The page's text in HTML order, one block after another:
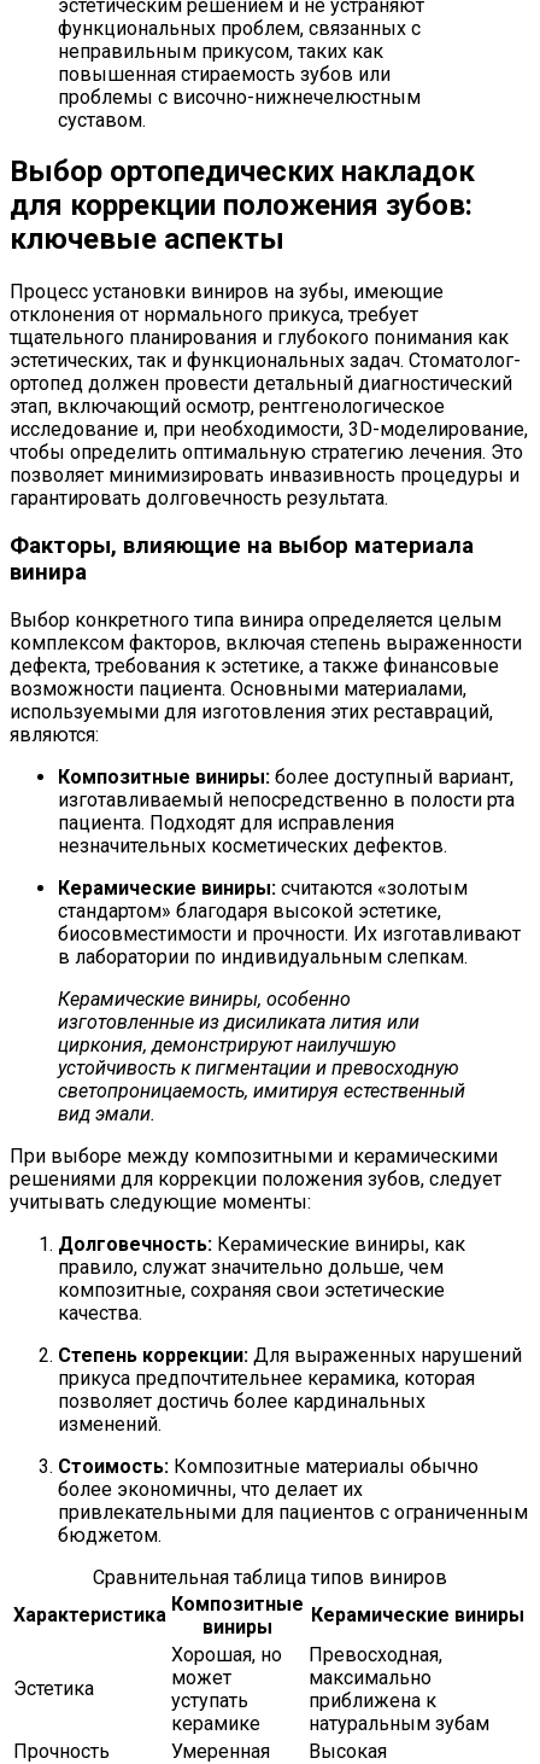
эстетическим решением и не устраняют
функциональных проблем, связанных с
неправильным прикусом, таких как
повышенная стираемость зубов или
проблемы с височно-нижнечелюстным
суставом.
Выбор ортопедических накладок
для коррекции положения зубов:
ключевые аспекты
Процесс установки виниров на зубы, имеющие
отклонения от нормального прикуса, требует
тщательного планирования и глубокого понимания как
эстетических, так и функциональных задач. Стоматолог-
ортопед должен провести детальный диагностический
этап, включающий осмотр, рентгенологическое
исследование и, при необходимости, 3D-моделирование,
чтобы определить оптимальную стратегию лечения. Это
позволяет минимизировать инвазивность процедуры и
гарантировать долговечность результата.
Факторы, влияющие на выбор материала
винира
Выбор конкретного типа винира определяется целым
комплексом факторов, включая степень выраженности
дефекта, требования к эстетике, а также финансовые
возможности пациента. Основными материалами,
используемыми для изготовления этих реставраций,
являются:
Композитные виниры: более доступный вариант,
изготавливаемый непосредственно в полости рта
пациента. Подходят для исправления
незначительных косметических дефектов.
Керамические виниры: считаются «золотым
стандартом» благодаря высокой эстетике,
биосовместимости и прочности. Их изготавливают
в лаборатории по индивидуальным слепкам.
Керамические виниры, особенно
изготовленные из дисиликата лития или
циркония, демонстрируют наилучшую
устойчивость к пигментации и превосходную
светопроницаемость, имитируя естественный
вид эмали.
При выборе между композитными и керамическими
решениями для коррекции положения зубов, следует
учитывать следующие моменты:
Долговечность: Керамические виниры, как
правило, служат значительно дольше, чем
композитные, сохраняя свои эстетические
качества.
Степень коррекции: Для выраженных нарушений
прикуса предпочтительнее керамика, которая
позволяет достичь более кардинальных
изменений.
Стоимость: Композитные материалы обычно
более экономичны, что делает их
привлекательными для пациентов с ограниченным
бюджетом.
Сравнительная таблица типов виниров
Характеристика Композитные
виниры
Керамические виниры
Эстетика
Хорошая, но
может
уступать
керамике
Превосходная,
максимально
приближена к
натуральным зубам
Прочность
Умеренная
Высокая